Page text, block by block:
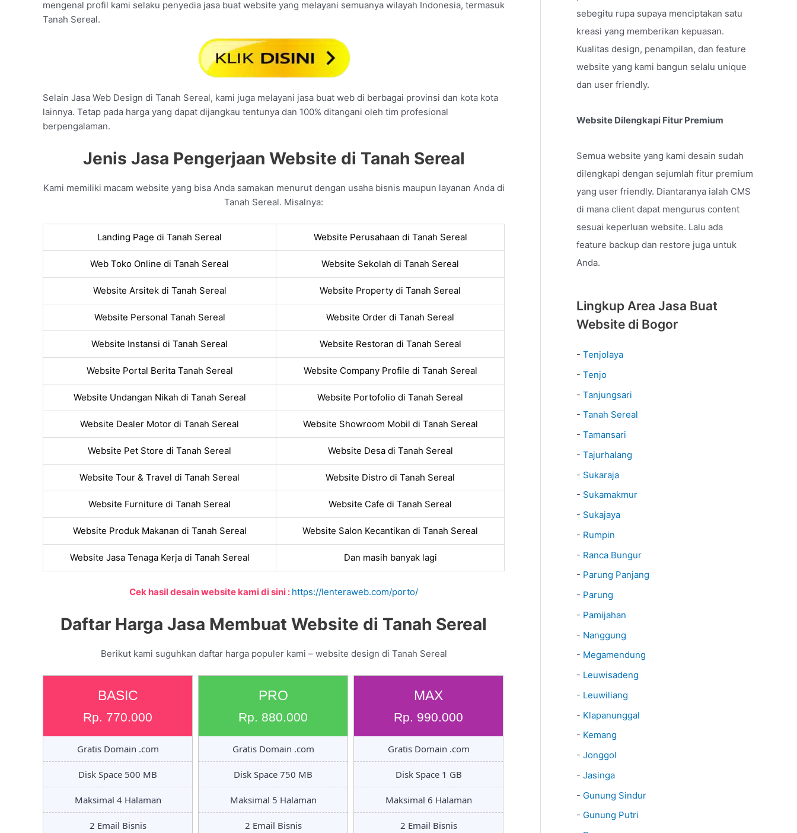
mengenal profil kami selaku penyedia jasa buat website yang melayani semuanya wilayah Indonesia, termasuk
Tanah Sereal.
Selain Jasa Web Design di Tanah Sereal, kami juga melayani jasa buat web di berbagai provinsi dan kota kota
lainnya. Tetap pada harga yang dapat dijangkau tentunya dan 100% ditangani oleh tim profesional
berpengalaman.
Jenis Jasa Pengerjaan Website di Tanah Sereal
Kami memiliki macam website yang bisa Anda samakan menurut dengan usaha bisnis maupun layanan Anda di
Tanah Sereal. Misalnya:
Landing Page di Tanah Sereal Website Perusahaan di Tanah Sereal
Web Toko Online di Tanah Sereal Website Sekolah di Tanah Sereal
Website Arsitek di Tanah Sereal Website Property di Tanah Sereal
Website Personal Tanah Sereal Website Order di Tanah Sereal
Website Instansi di Tanah Sereal Website Restoran di Tanah Sereal
Website Portal Berita Tanah Sereal Website Company Profile di Tanah Sereal
Website Undangan Nikah di Tanah Sereal Website Portofolio di Tanah Sereal
Website Dealer Motor di Tanah Sereal Website Showroom Mobil di Tanah Sereal
Website Pet Store di Tanah Sereal Website Desa di Tanah Sereal
Website Tour & Travel di Tanah Sereal Website Distro di Tanah Sereal
Website Furniture di Tanah Sereal Website Cafe di Tanah Sereal
Website Produk Makanan di Tanah Sereal Website Salon Kecantikan di Tanah Sereal
Website Jasa Tenaga Kerja di Tanah Sereal Dan masih banyak lagi
Cek hasil desain website kami di sini : https://lenteraweb.com/porto/
Daftar Harga Jasa Membuat Website di Tanah Sereal
Berikut kami suguhkan daftar harga populer kami – website design di Tanah Sereal
BASIC
Rp. 770.000
Gratis Domain .com
Disk Space 500 MB
Maksimal 4 Halaman
2 Email Bisnis
PRO
Rp. 880.000
Gratis Domain .com
Disk Space 750 MB
Maksimal 5 Halaman
2 Email Bisnis
MAX
Rp. 990.000
Gratis Domain .com
Disk Space 1 GB
Maksimal 6 Halaman
2 Email Bisnis
sebegitu rupa supaya menciptakan satu
kreasi yang memberikan kepuasan.
Kualitas design, penampilan, dan feature
website yang kami bangun selalu unique
dan user friendly.
Website Dilengkapi Fitur Premium
Semua website yang kami desain sudah
dilengkapi dengan sejumlah fitur premium
yang user friendly. Diantaranya ialah CMS
di mana client dapat mengurus content
sesuai keperluan website. Lalu ada
feature backup dan restore juga untuk
Anda.
Lingkup Area Jasa Buat
Website di Bogor
- Tenjolaya
- Tenjo
- Tanjungsari
- Tanah Sereal
- Tamansari
- Tajurhalang
- Sukaraja
- Sukamakmur
- Sukajaya
- Rumpin
- Ranca Bungur
- Parung Panjang
- Parung
- Pamijahan
- Nanggung
- Megamendung
- Leuwisadeng
- Leuwiliang
- Klapanunggal
- Kemang
- Jonggol
- Jasinga
- Gunung Sindur
- Gunung Putri